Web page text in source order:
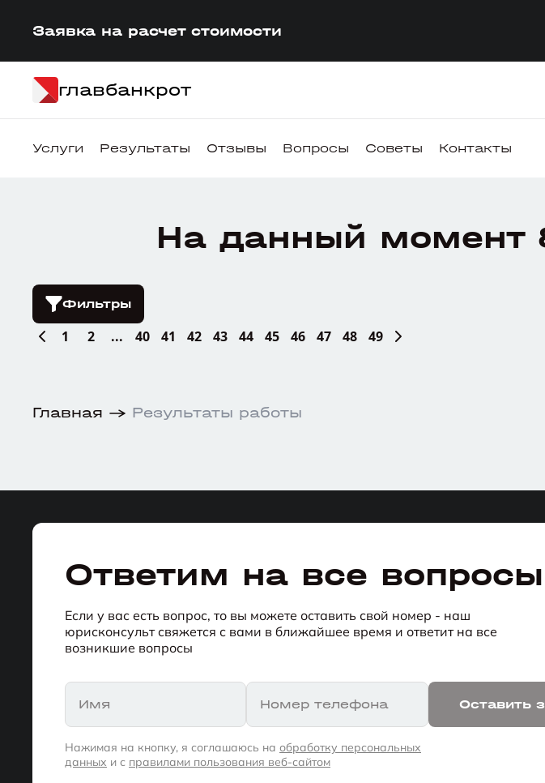
Заявка на расчет стоимости
главбанкрот
Услуги Результаты Отзывы Вопросы Советы Контакты
На данный момент
Фильтры
1 2 ... 40 41 42 43 44 45 46 47 48 49
Главная Результаты работы
Ответим на все вопросы
Если у вас есть вопрос, то вы можете оставить свой номер - наш
юрисконсульт свяжется с вами в ближайшее время и ответит на все
возникшие вопросы
Имя Номер телефона Оставить
Нажимая на кнопку, я соглашаюсь на обработку персональных
данных и с правилами пользования веб-сайтом